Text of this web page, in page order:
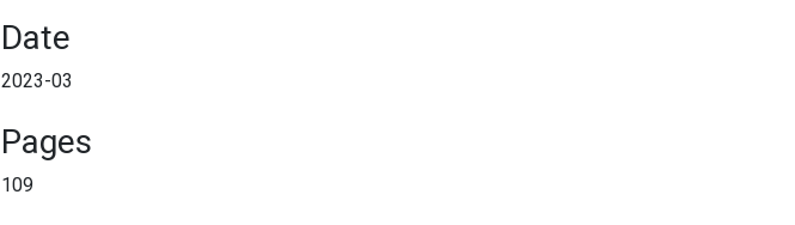
Date
2023-03
Pages
109